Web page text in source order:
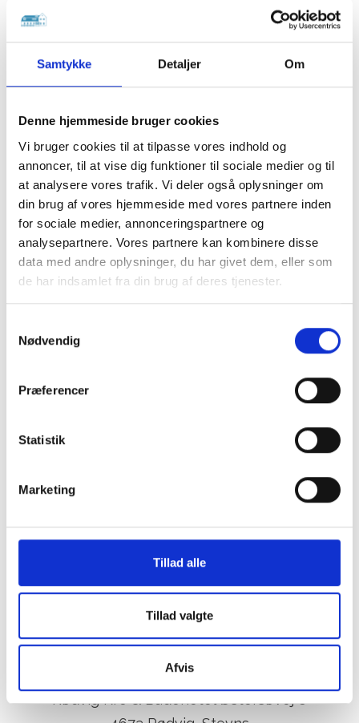
Samtykke Detaljer Om
Denne hjemmeside bruger cookies
Vi bruger cookies til at tilpasse vores indhold og
annoncer, til at vise dig funktioner til sociale medier og til
at analysere vores trafik. Vi deler også oplysninger om
din brug af vores hjemmeside med vores partnere inden
for sociale medier, annonceringspartnere og
analysepartnere. Vores partnere kan kombinere disse
data med andre oplysninger, du har givet dem, eller som
de har indsamlet fra din brug af deres tjenester.
Nødvendig
Præferencer
Statistik
Marketing
Tillad alle
Tillad valgte
Afvis
Kontakt
Rødvig Kro & Badehotel Østersøvej 8